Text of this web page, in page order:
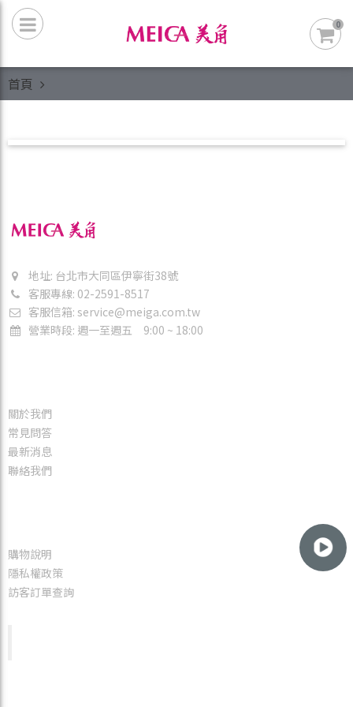
0
首頁
地址: 台北市大同區伊寧街38號
客服專線: 02-2591-8517
客服信箱: service@meiga.com.tw
營業時段: 週一至週五 9:00 ~ 18:00
關於我們
常見問答
最新消息
聯絡我們
購物說明
隱私權政策
訪客訂單查詢